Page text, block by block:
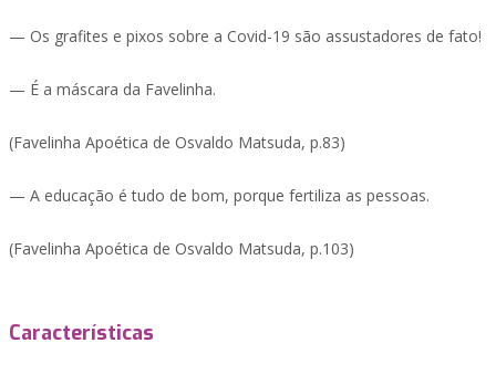
— Os grafites e pixos sobre a Covid-19 são assustadores de fato!
— É a máscara da Favelinha.
(Favelinha Apoética de Osvaldo Matsuda, p.83)
— A educação é tudo de bom, porque fertiliza as pessoas.
(Favelinha Apoética de Osvaldo Matsuda, p.103)
Características